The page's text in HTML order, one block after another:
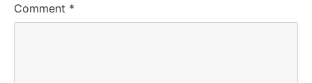
Comment *